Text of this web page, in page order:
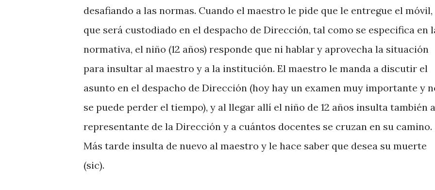
desafiando a las normas. Cuando el maestro le pide que le entregue el móvil,
que será custodiado en el despacho de Dirección, tal como se especifica en
normativa, el niño (12 años) responde que ni hablar y aprovecha la situación
para insultar al maestro y a la institución. El maestro le manda a discutir el
asunto en el despacho de Dirección (hoy hay un examen muy importante y
se puede perder el tiempo), y al llegar allí el niño de 12 años insulta también
representante de la Dirección y a cuántos docentes se cruzan en su camino.
Más tarde insulta de nuevo al maestro y le hace saber que desea su muerte
(sic).